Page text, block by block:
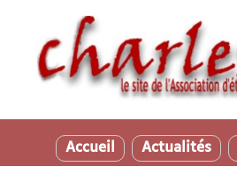
Accueil Actualités